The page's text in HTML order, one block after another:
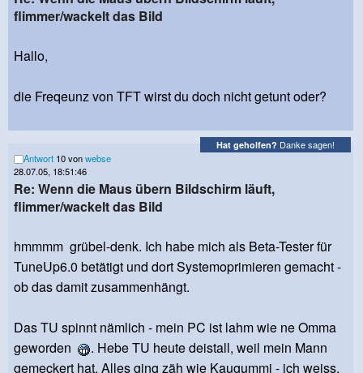
flimmer/wackelt das Bild
Hallo,
die Freqeunz von TFT wirst du doch nicht getunt oder?
Hat geholfen? Danke sagen!
Antwort 10 vonwebse
28.07.05, 18:51:46
Re: Wenn die Maus übern Bildschirm läuft,
flimmer/wackelt das Bild
hmmmm grübel-denk. Ich habe mich als Beta-Tester für
TuneUp6.0 betätigt und dort Systemoprimieren gemacht -
ob das damit zusammenhängt.
Das TU spinnt nämlich - mein PC ist lahm wie ne Omma
geworden
. Hebe TU heute deistall, weil mein Mann
gemeckert hat. Alles ging zäh wie Kaugummi - ich weiss,